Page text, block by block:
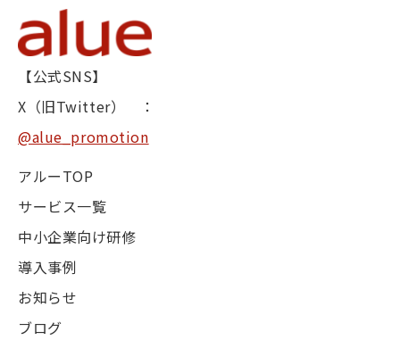
【公式SNS】
X（旧Twitter） ：
@alue_promotion
アルーTOP
サービス一覧
中小企業向け研修
導入事例
お知らせ
ブログ